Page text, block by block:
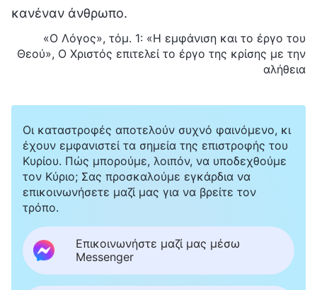
κανέναν άνθρωπο.
«Ο Λόγος», τόμ. 1: «Η εμφάνιση και το έργο του
Θεού», Ο Χριστός επιτελεί το έργο της κρίσης με την
αλήθεια
Οι καταστροφές αποτελούν συχνό φαινόμενο, κι
έχουν εμφανιστεί τα σημεία της επιστροφής του
Κυρίου. Πώς μπορούμε, λοιπόν, να υποδεχθούμε
τον Κύριο; Σας προσκαλούμε εγκάρδια να
επικοινωνήσετε μαζί μας για να βρείτε τον
τρόπο.
Επικοινωνήστε μαζί μας μέσω
Messenger